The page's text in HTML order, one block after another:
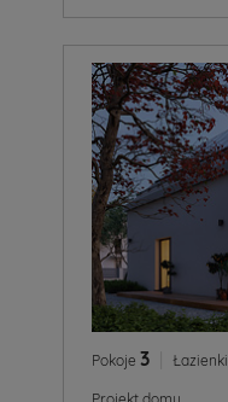
Pokoje 3 Łazienki